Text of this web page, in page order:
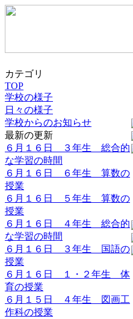
カテゴリ
TOP
学校の様子
日々の様子
学校からのお知らせ
最新の更新
６月１６日 ３年生 総合的
な学習の時間
６月１６日 ６年生 算数の
授業
６月１６日 ５年生 算数の
授業
６月１６日 ４年生 総合的
な学習の時間
６月１６日 ３年生 国語の
授業
６月１６日 １・２年生 体
育の授業
６月１５日 ４年生 図画工
作科の授業